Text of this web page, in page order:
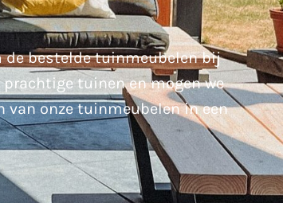
de bestelde tuinmeubelen bij
tuinen en mogen we
van onze tuinmeubelen in een